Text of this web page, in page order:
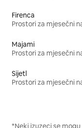
Firenca
Prostori za mjesečni
Majami
Prostori za mjesečni
Sijetl
Prostori za mjesečni
*Neki izuzeci se